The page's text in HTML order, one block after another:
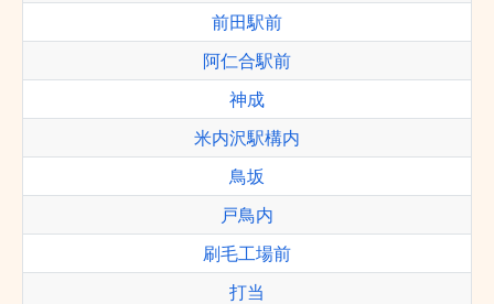
前田駅前
阿仁合駅前
神成
米内沢駅構内
鳥坂
戸鳥内
刷毛工場前
打当